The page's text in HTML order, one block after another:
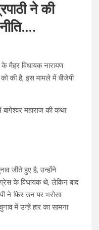
ने की
मैहर विधायक नारायण
की है, इस मामले में बीजेपी
महाराज की कथा
जीते हुए है, उन्होंने
के विधायक थे, लेकिन बाद
ने फिर उन पर भरोसा
में उन्हें हार का सामना